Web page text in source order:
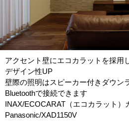
アクセント壁にエコカラットを採用
デザイン性UP
壁際の照明はスピーカー付きダウン
Bluetoothで接続できます
INAX/ECOCARAT（エコカラット）
Panasonic/XAD1150V